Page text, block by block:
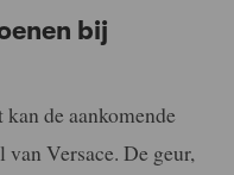
bij
de aankomende
Versace. De geur,